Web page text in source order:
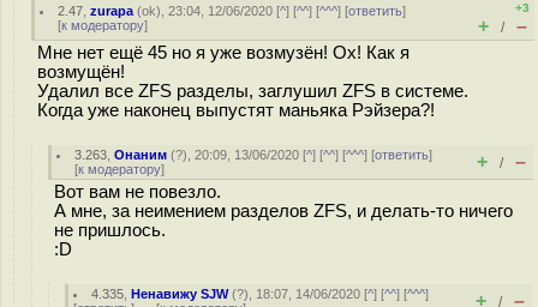
2.47 ,zurapa (ok), 23:04, 12/06/2020 [^] [^^] [^^^] [ответить]
[к модератору]
+3
+ / –
Мне нет ещё 45 но я уже возмузён! Ох! Как я
возмущён!
Удалил все ZFS разделы, заглушил ZFS в системе.
Когда уже наконец выпустят маньяка Рэйзера?!
3.263 ,Онаним (?), 20:09, 13/06/2020 [^] [^^] [^^^] [ответить]
[к модератору] + / –
Вот вам не повезло.
А мне, за неимением разделов ZFS, и делать-то ничего
не пришлось.
:D
4.335 ,Ненавижу SJW(?), 18:07, 14/06/2020 [^] [^^] [^^^]
+ / –